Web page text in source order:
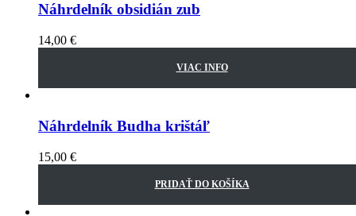
Náhrdelník obsidián zub
14,00 €
VIAC INFO
Náhrdelník Budha krištáľ
15,00 €
PRIDAŤ DO KOŠÍKA